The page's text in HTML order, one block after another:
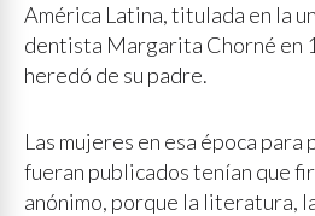
América Latina, titulada en la
dentista Margarita Chorné en
heredó de su padre.
Las mujeres en esa época
fueran publicados tenían que
anónimo, porque la literatura,